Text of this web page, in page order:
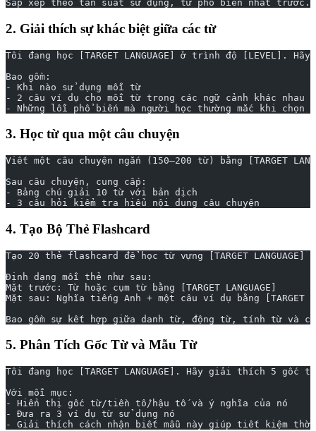
Sắp xếp theo tần suất sử dụng, từ phổ biến nhất trước.
2. Giải thích sự khác biệt giữa các từ
Tôi đang học [TARGET LANGUAGE] ở trình độ [LEVEL].
Bao gồm:
- Khi nào sử dụng mỗi từ
- 2 câu ví dụ cho mỗi từ trong các ngữ cảnh khác nhau
- Những lỗi phổ biến mà người học thường mắc khi chọn
3. Học từ qua một câu chuyện
Viết một câu chuyện ngắn (150–200 từ) bằng [TARGET
Sau câu chuyện, cung cấp:
- Bảng chú giải 10 từ với bản dịch
- 3 câu hỏi kiểm tra hiểu nội dung câu chuyện
4. Tạo Bộ Thẻ Flashcard
Tạo 20 thẻ flashcard để học từ vựng [TARGET
Định dạng mỗi thẻ như sau:
Mặt trước: Từ hoặc cụm từ bằng [TARGET LANGUAGE]
Mặt sau: Nghĩa tiếng Anh + một câu ví dụ bằng [TARGET
Bao gồm sự kết hợp giữa danh từ, động từ, tính từ và
5. Phân Tích Gốc Từ và Mẫu Từ
Tôi đang học [TARGET LANGUAGE]. Hãy giải thích 5
Với mỗi mục:
- Hiển thị gốc từ/tiền tố/hậu tố và ý nghĩa của nó
- Đưa ra 3 ví dụ từ sử dụng nó
- Giải thích cách nhận biết mẫu này giúp tiết kiệm